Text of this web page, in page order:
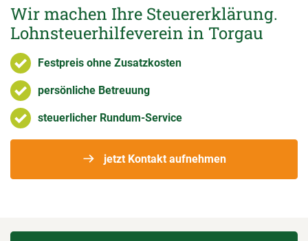
Wir machen Ihre Steuererklärung.
Lohnsteuerhilfeverein in Torgau
Festpreis ohne Zusatzkosten
persönliche Betreuung
steuerlicher Rundum-Service
jetzt Kontakt aufnehmen